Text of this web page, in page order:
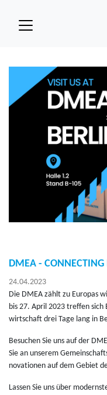
DMEA - CONNECTING
24.04.2023
Die DMEA zählt zu Eu­ro­pas
bis 27. April 2023 tref­fen
wirt­schaft drei Tage lang in
Be­su­chen Sie uns auf der
Sie an un­se­rem
no­va­tio­nen auf dem Ge­biet
Las­sen Sie uns über